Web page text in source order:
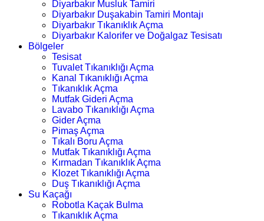
Diyarbakır Musluk Tamiri
Diyarbakır Duşakabin Tamiri Montajı
Diyarbakır Tıkanıklık Açma
Diyarbakır Kalorifer ve Doğalgaz Tesisatı
Bölgeler
Tesisat
Tuvalet Tıkanıklığı Açma
Kanal Tıkanıklığı Açma
Tıkanıklık Açma
Mutfak Gideri Açma
Lavabo Tıkanıklığı Açma
Gider Açma
Pimaş Açma
Tıkalı Boru Açma
Mutfak Tıkanıklığı Açma
Kırmadan Tıkanıklık Açma
Klozet Tıkanıklığı Açma
Duş Tıkanıklığı Açma
Su Kaçağı
Robotla Kaçak Bulma
Tıkanıklık Açma